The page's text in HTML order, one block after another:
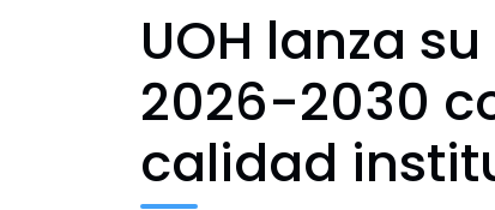
UOH lanza
2026-2030
calidad